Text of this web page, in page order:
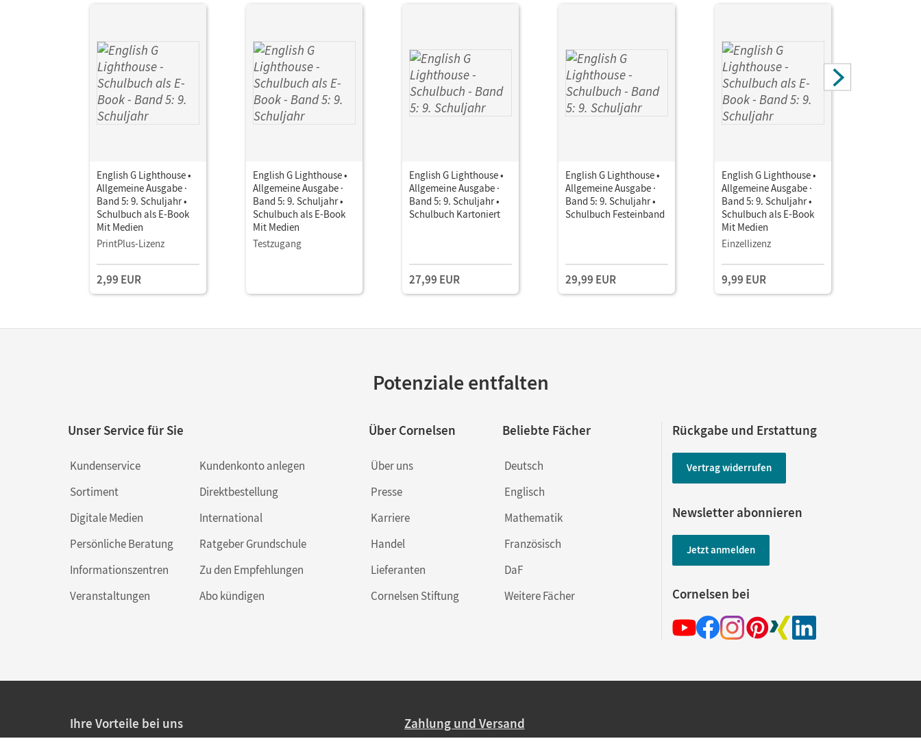
English G Lighthouse •
Allgemeine Ausgabe ·
Band 5: 9. Schuljahr •
Schulbuch als E-Book
Mit Medien
PrintPlus-Lizenz
2,99 EUR
English G Lighthouse •
Allgemeine Ausgabe ·
Band 5: 9. Schuljahr •
Schulbuch als E-Book
Mit Medien
Testzugang
English G Lighthouse •
Allgemeine Ausgabe ·
Band 5: 9. Schuljahr •
Schulbuch Kartoniert
27,99 EUR
English G Lighthouse •
Allgemeine Ausgabe ·
Band 5: 9. Schuljahr •
Schulbuch Festeinband
29,99 EUR
English G Lighthouse •
Allgemeine Ausgabe ·
Band 5: 9. Schuljahr •
Schulbuch als E-Book
Mit Medien
Einzellizenz
9,99 EUR
Potenziale entfalten
Unser Service für Sie
Kundenservice
Sortiment
Digitale Medien
Persönliche Beratung
Informationszentren
Veranstaltungen
Kundenkonto anlegen
Direktbestellung
International
Ratgeber Grundschule
Zu den Empfehlungen
Abo kündigen
Über Cornelsen
Über uns
Presse
Karriere
Handel
Lieferanten
Cornelsen Stiftung
Beliebte Fächer
Deutsch
Englisch
Mathematik
Französisch
DaF
Weitere Fächer
Rückgabe und Erstattung
Vertrag widerrufen
Newsletter abonnieren
Jetzt anmelden
Cornelsen bei
Ihre Vorteile bei uns Zahlung und Versand